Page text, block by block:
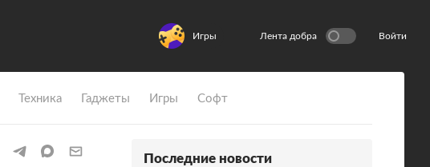
Игры Лента добра Войти
Техника Гаджеты Игры Софт
Последние новости